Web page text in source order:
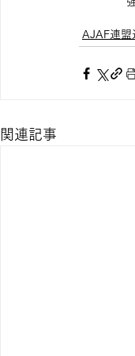
AJAF連盟
関連記事